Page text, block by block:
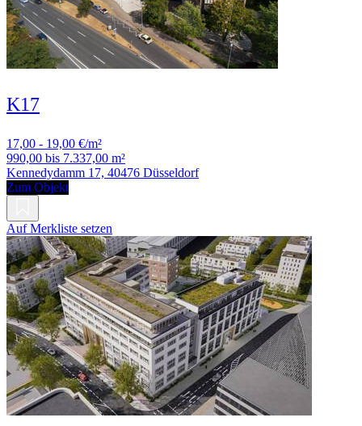
K17
17,00 - 19,00 €/m²
990,00 bis 7.337,00 m²
Kennedydamm 17, 40476 Düsseldorf
Zum Objekt
Auf Merkliste setzen